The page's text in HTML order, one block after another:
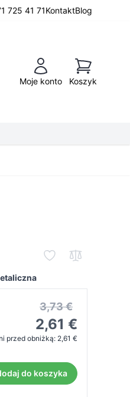
725 41 71KontaktBlog
Moje konto
Koszyk
Koszyk
3,73 €
2,61 €
przed obniżką: 2,61 €
do koszyka